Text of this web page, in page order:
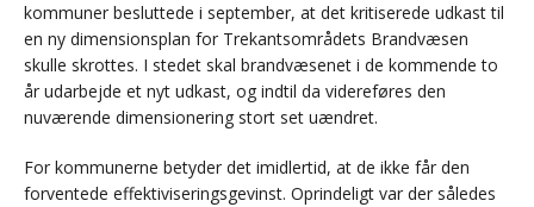
kommuner besluttede i september, at det kritiserede udkast til
en ny dimensionsplan for Trekantsområdets Brandvæsen
skulle skrottes. I stedet skal brandvæsenet i de kommende to
år udarbejde et nyt udkast, og indtil da videreføres den
nuværende dimensionering stort set uændret.
For kommunerne betyder det imidlertid, at de ikke får den
forventede effektiviseringsgevinst. Oprindeligt var der således